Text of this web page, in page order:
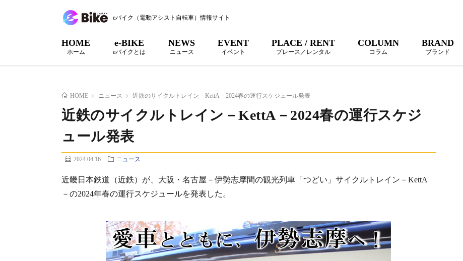
eバイク（電動アシスト自転車）情報サイト
HOME
ホーム
e-BIKE
eバイクとは
NEWS
ニュース
EVENT
イベント
PLACE / RENT
プレース／レンタル
COLUMN
コラム
BRAND
ブランド
HOME ニュース 近鉄のサイクルトレイン－KettA－2024春の運行スケジュール発表
近鉄のサイクルトレイン－KettA－2024春の運行スケジ
ュール発表
2024.04.16 ニュース
近畿日本鉄道（近鉄）が、大阪・名古屋－伊勢志摩間の観光列車「つどい」サイクルトレイン－KettA
－の2024年春の運行スケジュールを発表した。